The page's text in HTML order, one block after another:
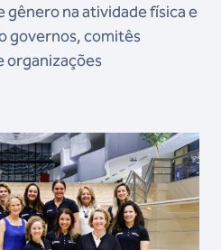
gênero na atividade física e
governos, comitês
organizações